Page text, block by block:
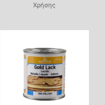
Χρήσης